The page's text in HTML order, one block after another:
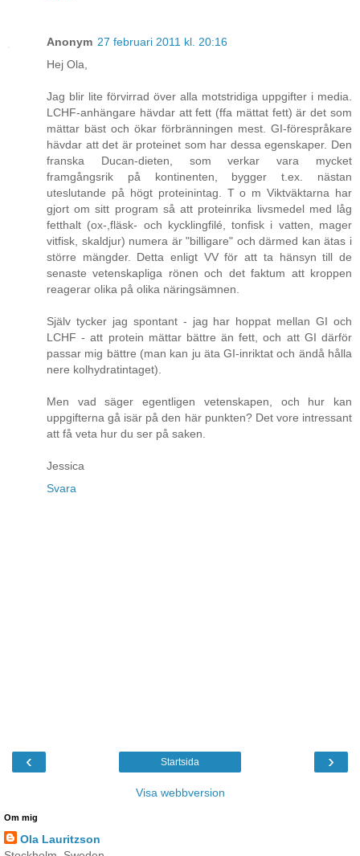
Anonym 27 februari 2011 kl. 20:16
Hej Ola,
Jag blir lite förvirrad över alla motstridiga uppgifter i media.
LCHF-anhängare hävdar att fett (ffa mättat fett) är det som
mättar bäst och ökar förbränningen mest. GI-förespråkare
hävdar att det är proteinet som har dessa egenskaper. Den
franska Ducan-dieten, som verkar vara mycket
framgångsrik på kontinenten, bygger t.ex. nästan
uteslutande på högt proteinintag. T o m Viktväktarna har
gjort om sitt program så att proteinrika livsmedel med låg
fetthalt (ox-,fläsk- och kycklingfilé, tonfisk i vatten, mager
vitfisk, skaldjur) numera är "billigare" och därmed kan ätas i
större mängder. Detta enligt VV för att ta hänsyn till de
senaste vetenskapliga rönen och det faktum att kroppen
reagerar olika på olika näringsämnen.
Själv tycker jag spontant - jag har hoppat mellan GI och
LCHF - att protein mättar bättre än fett, och att GI därför
passar mig bättre (man kan ju äta GI-inriktat och ändå hålla
nere kolhydratintaget).
Men vad säger egentligen vetenskapen, och hur kan
uppgifterna gå isär på den här punkten? Det vore intressant
att få veta hur du ser på saken.
Jessica
Svara
‹ ›
Startsida
Visa webbversion
Om mig
Ola Lauritzson